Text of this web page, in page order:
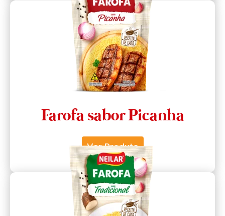
Farofa sabor Picanha
Ver Produto